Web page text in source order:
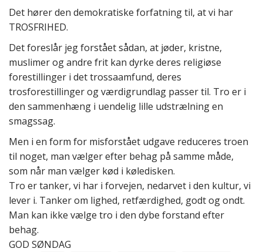
Det hører den demokratiske forfatning til, at vi har
TROSFRIHED.
Det foreslår jeg forstået sådan, at jøder, kristne,
muslimer og andre frit kan dyrke deres religiøse
forestillinger i det trossaamfund, deres
trosforestillinger og værdigrundlag passer til. Tro er i
den sammenhæng i uendelig lille udstrælning en
smagssag.
Men i en form for misforstået udgave reduceres troen
til noget, man vælger efter behag på samme måde,
som når man vælger kød i køledisken.
Tro er tanker, vi har i forvejen, nedarvet i den kultur, vi
lever i. Tanker om lighed, retfærdighed, godt og ondt.
Man kan ikke vælge tro i den dybe forstand efter
behag.
GOD SØNDAG